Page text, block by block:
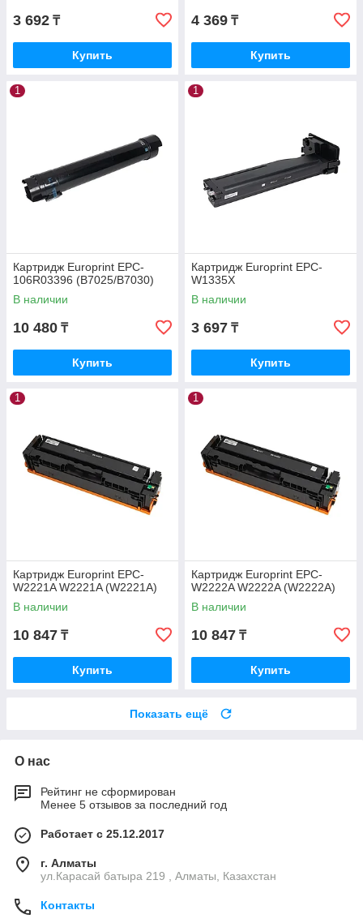
3 692 ₸
Купить
4 369 ₸
Купить
1
Картридж Europrint EPC-
106R03396 (B7025/B7030)
В наличии
10 480 ₸
Купить
1
Картридж Europrint EPC-
W1335X
В наличии
3 697 ₸
Купить
1
Картридж Europrint EPC-
W2221A W2221A (W2221A)
В наличии
10 847 ₸
Купить
1
Картридж Europrint EPC-
W2222A W2222A (W2222A)
В наличии
10 847 ₸
Купить
Показать ещё
О нас
Рейтинг не сформирован
Менее 5 отзывов за последний год
Работает с 25.12.2017
г. Алматы
ул.Карасай батыра 219 , Алматы, Казахстан
Контакты